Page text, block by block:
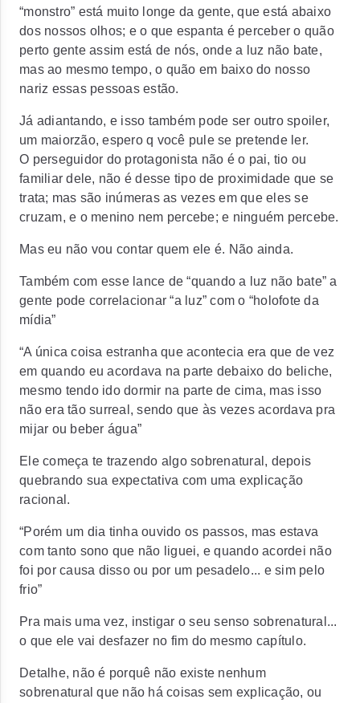
“monstro” está muito longe da gente, que está abaixo
dos nossos olhos; e o que espanta é perceber o quão
perto gente assim está de nós, onde a luz não bate,
mas ao mesmo tempo, o quão em baixo do nosso
nariz essas pessoas estão.
Já adiantando, e isso também pode ser outro spoiler,
um maiorzão, espero q você pule se pretende ler.
O perseguidor do protagonista não é o pai, tio ou
familiar dele, não é desse tipo de proximidade que se
trata; mas são inúmeras as vezes em que eles se
cruzam, e o menino nem percebe; e ninguém percebe.
Mas eu não vou contar quem ele é. Não ainda.
Também com esse lance de “quando a luz não bate” a
gente pode correlacionar “a luz” com o “holofote da
mídia”
“A única coisa estranha que acontecia era que de vez
em quando eu acordava na parte debaixo do beliche,
mesmo tendo ido dormir na parte de cima, mas isso
não era tão surreal, sendo que às vezes acordava pra
mijar ou beber água”
Ele começa te trazendo algo sobrenatural, depois
quebrando sua expectativa com uma explicação
racional.
“Porém um dia tinha ouvido os passos, mas estava
com tanto sono que não liguei, e quando acordei não
foi por causa disso ou por um pesadelo... e sim pelo
frio”
Pra mais uma vez, instigar o seu senso sobrenatural...
o que ele vai desfazer no fim do mesmo capítulo.
Detalhe, não é porquê não existe nenhum
sobrenatural que não há coisas sem explicação, ou